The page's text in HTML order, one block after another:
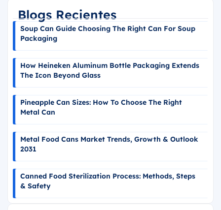
Blogs Recientes
Soup Can Guide Choosing The Right Can For Soup
Packaging
How Heineken Aluminum Bottle Packaging Extends
The Icon Beyond Glass
Pineapple Can Sizes: How To Choose The Right
Metal Can
Metal Food Cans Market Trends, Growth & Outlook
2031
Canned Food Sterilization Process: Methods, Steps
& Safety